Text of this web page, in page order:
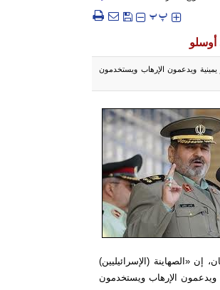
‍‍‍ پپ
أوسلو
يمينية ويدعمون الإرهاب ويستخدمون
إن «الصهاينة (الإسرائيليين)
ويدعمون الإرهاب ويستخدمون